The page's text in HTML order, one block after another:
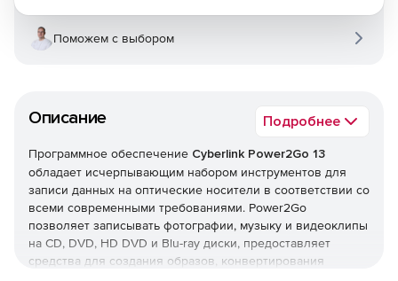
Описание Подробнее
Программное обеспечение Cyberlink Power2Go 13
обладает исчерпывающим набором инструментов для
записи данных на оптические носители в соответствии со
всеми современными требованиями. Power2Go
позволяет записывать фотографии, музыку и видеоклипы
на CD, DVD, HD DVD и Blu-ray диски, предоставляет
средства для создания образов, конвертирования
Поможем с выбором